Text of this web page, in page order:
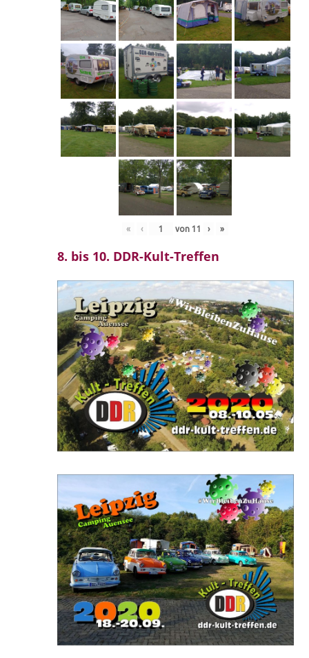
« ‹ von 11 › »
8. bis 10. DDR-Kult-Treffen